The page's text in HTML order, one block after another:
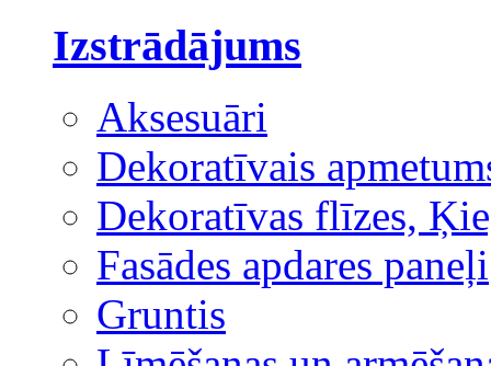
Izstrādājums
Aksesuāri
Dekoratīvais
Dekoratīvas flīzes,
Fasādes apdares paneļi
Gruntis